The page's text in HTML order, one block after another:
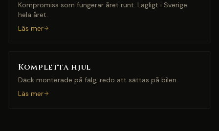
Kompromiss som fungerar året runt. Lagligt i Sverige
hela året.
Läs mer
Kompletta hjul
Däck monterade på fälg, redo att sättas på bilen.
Läs mer